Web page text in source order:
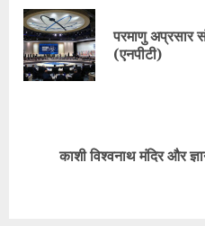
परमाणु अप्रसार
(एनपीटी)
काशी विश्वनाथ मंदिर और